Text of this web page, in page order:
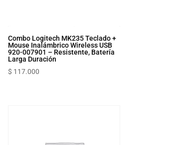
Combo Logitech MK235 Teclado +
Mouse Inalámbrico Wireless USB
920-007901 – Resistente, Batería
Larga Duración
$ 117.000